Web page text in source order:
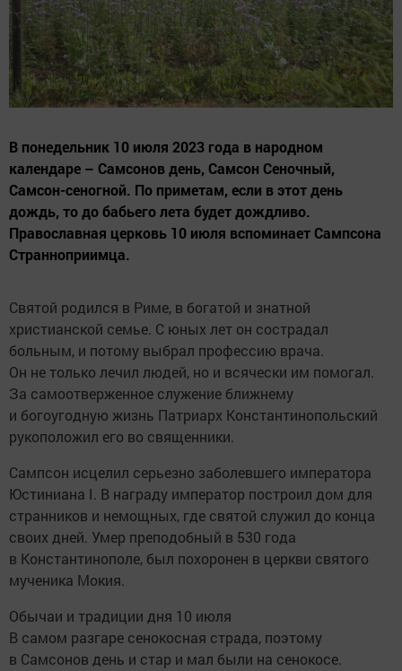
В понедельник 10 июля 2023 года в народном
календаре – Самсонов день, Самсон Сеночный,
Самсон-сеногной. По приметам, если в этот день
дождь, то до бабьего лета будет дождливо.
Православная церковь 10 июля вспоминает Сампсона
Странноприимца.
Святой родился в Риме, в богатой и знатной
христианской семье. С юных лет он сострадал
больным, и потому выбрал профессию врача.
Он не только лечил людей, но и всячески им помогал.
За самоотверженное служение ближнему
и богоугодную жизнь Патриарх Константинопольский
рукоположил его во священники.
Сампсон исцелил серьезно заболевшего императора
Юстиниана I. В награду император построил дом для
странников и немощных, где святой служил до конца
своих дней. Умер преподобный в 530 года
в Константинополе, был похоронен в церкви святого
мученика Мокия.
Обычаи и традиции дня 10 июля
В самом разгаре сенокосная страда, поэтому
в Самсонов день и стар и мал были на сенокосе.